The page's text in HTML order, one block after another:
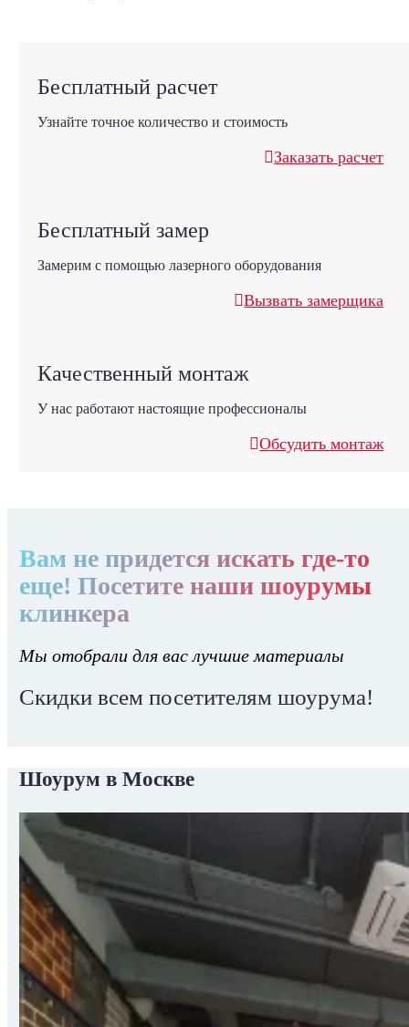
Бесплатный расчет
Узнайте точное количество и стоимость
Заказать расчет
Бесплатный замер
Замерим с помощью лазерного оборудования
Вызвать замерщика
Качественный монтаж
У нас работают настоящие профессионалы
Обсудить монтаж
Вам не придется искать где-то
еще! Посетите наши шоурумы
клинкера
Мы отобрали для вас лучшие материалы
Скидки всем посетителям шоурума!
Шоурум в Москве